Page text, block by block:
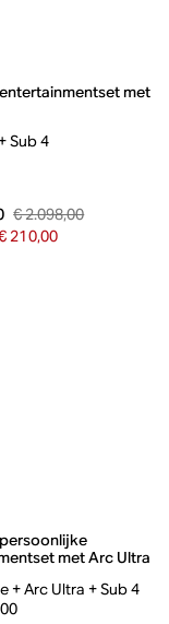
met
Sub 4
€ 2.098,00
210,00
met Arc Ultra
+ Arc Ultra + Sub 4